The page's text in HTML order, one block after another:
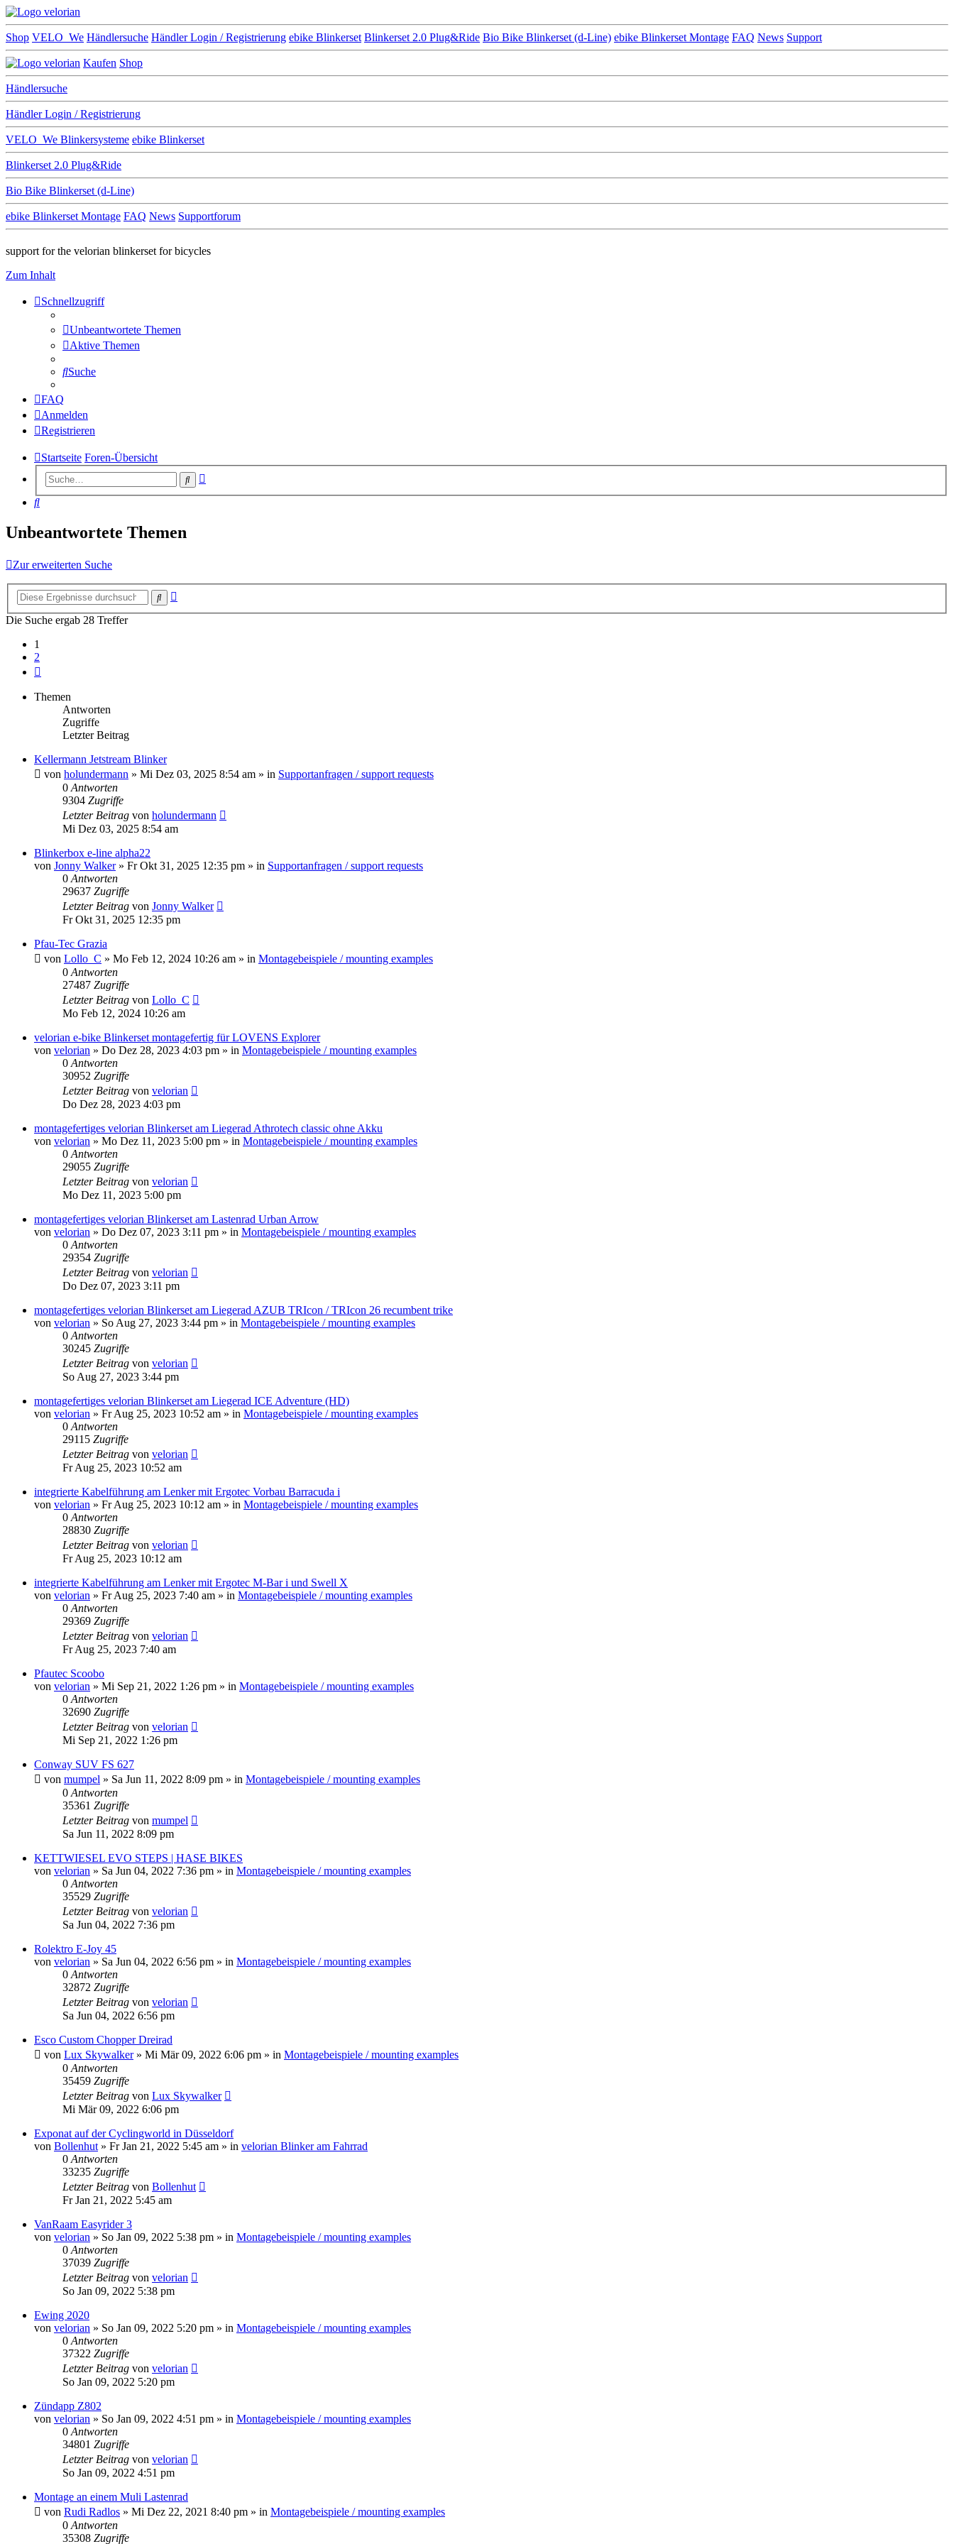
Shop VELO_We Händlersuche Händler Login / Registrierung ebike Blinkerset Blinkerset 2.0 Plug&Ride Bio Bike Blinkerset (d-Line) ebike Blinkerset Montage FAQ News Support
Kaufen Shop
Händlersuche
Händler Login / Registrierung
VELO_We Blinkersysteme ebike Blinkerset
Blinkerset 2.0 Plug&Ride
Bio Bike Blinkerset (d-Line)
ebike Blinkerset Montage FAQ News Supportforum
support for the velorian blinkerset for bicycles
Zum Inhalt
Schnellzugriff
Unbeantwortete Themen
Aktive Themen
Suche
FAQ
Anmelden
Registrieren
Startseite Foren-Übersicht
Suche
Suche
Unbeantwortete Themen
Zur erweiterten Suche
Suche
Die Suche ergab 28 Treffer
1
2
Themen
Antworten
Zugriffe
Letzter Beitrag
Kellermann Jetstream Blinker
von holundermann » Mi Dez 03, 2025 8:54 am » in Supportanfragen / support requests
0Antworten
9304 Zugriffe
Letzter Beitrag von holundermann
Mi Dez 03, 2025 8:54 am
Blinkerbox e-line alpha22
von Jonny Walker» Fr Okt 31, 2025 12:35 pm » in Supportanfragen / support requests
0Antworten
29637 Zugriffe
Letzter Beitrag von Jonny Walker
Fr Okt 31, 2025 12:35 pm
Pfau-Tec Grazia
von Lollo_C » Mo Feb 12, 2024 10:26 am » in Montagebeispiele / mounting examples
0Antworten
27487 Zugriffe
Letzter Beitrag von Lollo_C
Mo Feb 12, 2024 10:26 am
velorian e-bike Blinkerset montagefertig für LOVENS Explorer
von velorian » Do Dez 28, 2023 4:03 pm » in Montagebeispiele / mounting examples
0Antworten
30952 Zugriffe
Letzter Beitrag von velorian
Do Dez 28, 2023 4:03 pm
montagefertiges velorian Blinkerset am Liegerad Athrotech classic ohne Akku
von velorian » Mo Dez 11, 2023 5:00 pm » in Montagebeispiele / mounting examples
0Antworten
29055 Zugriffe
Letzter Beitrag von velorian
Mo Dez 11, 2023 5:00 pm
montagefertiges velorian Blinkerset am Lastenrad Urban Arrow
von velorian » Do Dez 07, 2023 3:11 pm » in Montagebeispiele / mounting examples
0Antworten
29354 Zugriffe
Letzter Beitrag von velorian
Do Dez 07, 2023 3:11 pm
montagefertiges velorian Blinkerset am Liegerad AZUB TRIcon / TRIcon 26 recumbent trike
von velorian » So Aug 27, 2023 3:44 pm » in Montagebeispiele / mounting examples
0Antworten
30245 Zugriffe
Letzter Beitrag von velorian
So Aug 27, 2023 3:44 pm
montagefertiges velorian Blinkerset am Liegerad ICE Adventure (HD)
von velorian » Fr Aug 25, 2023 10:52 am » in Montagebeispiele / mounting examples
0Antworten
29115 Zugriffe
Letzter Beitrag von velorian
Fr Aug 25, 2023 10:52 am
integrierte Kabelführung am Lenker mit Ergotec Vorbau Barracuda i
von velorian » Fr Aug 25, 2023 10:12 am » in Montagebeispiele / mounting examples
0Antworten
28830 Zugriffe
Letzter Beitrag von velorian
Fr Aug 25, 2023 10:12 am
integrierte Kabelführung am Lenker mit Ergotec M-Bar i und Swell X
von velorian » Fr Aug 25, 2023 7:40 am » in Montagebeispiele / mounting examples
0Antworten
29369 Zugriffe
Letzter Beitrag von velorian
Fr Aug 25, 2023 7:40 am
Pfautec Scoobo
von velorian » Mi Sep 21, 2022 1:26 pm » in Montagebeispiele / mounting examples
0Antworten
32690 Zugriffe
Letzter Beitrag von velorian
Mi Sep 21, 2022 1:26 pm
Conway SUV FS 627
von mumpel » Sa Jun 11, 2022 8:09 pm » in Montagebeispiele / mounting examples
0Antworten
35361 Zugriffe
Letzter Beitrag von mumpel
Sa Jun 11, 2022 8:09 pm
KETTWIESEL EVO STEPS | HASE BIKES
von velorian » Sa Jun 04, 2022 7:36 pm » in Montagebeispiele / mounting examples
0Antworten
35529 Zugriffe
Letzter Beitrag von velorian
Sa Jun 04, 2022 7:36 pm
Rolektro E-Joy 45
von velorian » Sa Jun 04, 2022 6:56 pm » in Montagebeispiele / mounting examples
0Antworten
32872 Zugriffe
Letzter Beitrag von velorian
Sa Jun 04, 2022 6:56 pm
Esco Custom Chopper Dreirad
von Lux Skywalker» Mi Mär 09, 2022 6:06 pm » in Montagebeispiele / mounting examples
0Antworten
35459 Zugriffe
Letzter Beitrag von Lux Skywalker
Mi Mär 09, 2022 6:06 pm
Exponat auf der Cyclingworld in Düsseldorf
von Bollenhut» Fr Jan 21, 2022 5:45 am » in velorian Blinker am Fahrrad
0Antworten
33235 Zugriffe
Letzter Beitrag von Bollenhut
Fr Jan 21, 2022 5:45 am
VanRaam Easyrider 3
von velorian » So Jan 09, 2022 5:38 pm » in Montagebeispiele / mounting examples
0Antworten
37039 Zugriffe
Letzter Beitrag von velorian
So Jan 09, 2022 5:38 pm
Ewing 2020
von velorian » So Jan 09, 2022 5:20 pm » in Montagebeispiele / mounting examples
0Antworten
37322 Zugriffe
Letzter Beitrag von velorian
So Jan 09, 2022 5:20 pm
Zündapp Z802
von velorian » So Jan 09, 2022 4:51 pm » in Montagebeispiele / mounting examples
0Antworten
34801 Zugriffe
Letzter Beitrag von velorian
So Jan 09, 2022 4:51 pm
Montage an einem Muli Lastenrad
von Rudi Radlos » Mi Dez 22, 2021 8:40 pm » in Montagebeispiele / mounting examples
0Antworten
35308 Zugriffe